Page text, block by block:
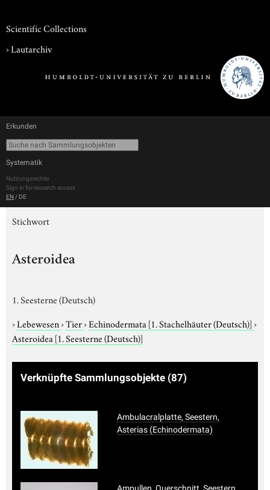
Scientific Collections
›Lautarchiv
Erkunden
Systematik
Nutzungsrechte
Sign in for research access
EN / DE
Stichwort
Asteroidea
1. Seesterne (Deutsch)
›Lebewesen›Tier›Echinodermata [1. Stachelhäuter (Deutsch)]›
Asteroidea [1. Seesterne (Deutsch)]
Verknüpfte Sammlungsobjekte (87)
Ambulacralplatte, Seestern,
Asterias (Echinodermata)
Ampullen, Querschnitt, Seestern